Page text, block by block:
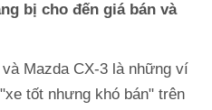
bị cho đến giá bán và
Mazda CX-3 là những ví
tốt nhưng khó bán" trên